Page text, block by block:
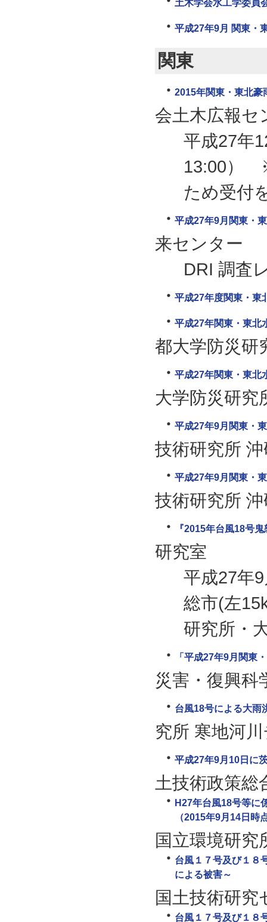
土木学会水工学委員
平成27年9月 関東・
関東
2015年関東・東北
会土木広報セ
平成27年
13:00）
ため受付
平成27年9月関東・
来センター
DRI 調査
平成27年度関東・東
平成27年関東・東北
都大学防災研
平成27年関東・東北
大学防災研究
平成27年9月関東・
技術研究所
平成27年9月関東・
技術研究所
『2015年台風18号
研究室
平成27年
総市(左
研究所・
「平成27年9月関東
災害・復興科
台風18号による大雨
究所 寒地河
平成27年9月10日に
土技術政策総
H27年台風18号等に
（2015年9月14日時
国立環境研究
台風１７号及び１８
による被害～
国土技術研究
台風１７号及び１８